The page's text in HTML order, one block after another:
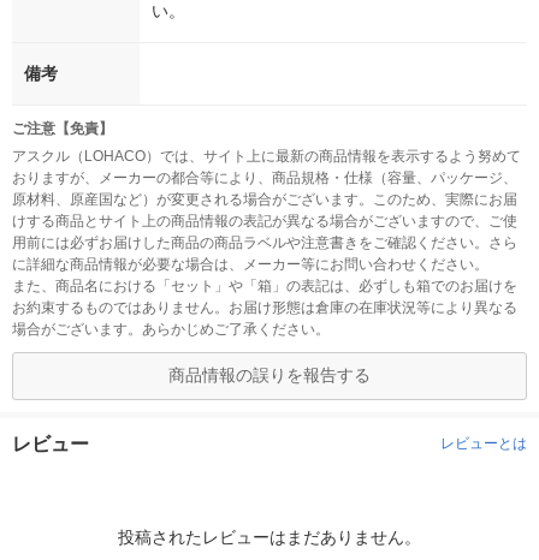
い。
備考
ご注意【免責】
アスクル（LOHACO）では、サイト上に最新の商品情報を表示するよう努めて
おりますが、メーカーの都合等により、商品規格・仕様（容量、パッケージ、
原材料、原産国など）が変更される場合がございます。このため、実際にお届
けする商品とサイト上の商品情報の表記が異なる場合がございますので、ご使
用前には必ずお届けした商品の商品ラベルや注意書きをご確認ください。さら
に詳細な商品情報が必要な場合は、メーカー等にお問い合わせください。
また、商品名における「セット」や「箱」の表記は、必ずしも箱でのお届けを
お約束するものではありません。お届け形態は倉庫の在庫状況等により異なる
場合がございます。あらかじめご了承ください。
商品情報の誤りを報告する
レビュー レビューとは
投稿されたレビューはまだありません。